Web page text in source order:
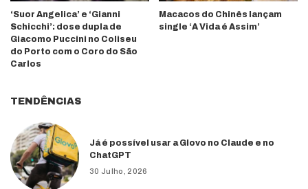
‘Suor Angelica’ e ‘Gianni
Schicchi’: dose dupla de
Giacomo Puccini no Coliseu
do Porto com o Coro do São
Carlos
Macacos do Chinês lançam
single ‘A Vida é Assim’
TENDÊNCIAS
Já é possível usar a Glovo no Claude e no
ChatGPT
30 Julho, 2026